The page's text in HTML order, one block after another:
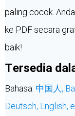
paling cocok.
ke PDF secara
baik!
Tersedia
Bahasa: 中国人,
Deutsch, English,